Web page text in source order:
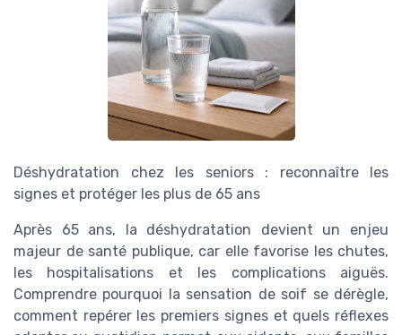
Déshydratation chez les seniors : reconnaître les
signes et protéger les plus de 65 ans
Après 65 ans, la déshydratation devient un enjeu
majeur de santé publique, car elle favorise les chutes,
les hospitalisations et les complications aiguës.
Comprendre pourquoi la sensation de soif se dérègle,
comment repérer les premiers signes et quels réflexes